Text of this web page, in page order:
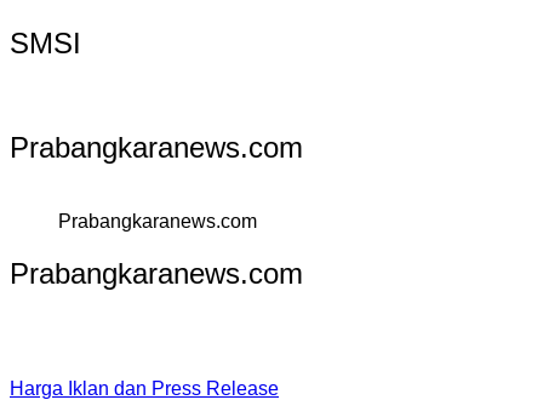
SMSI
Prabangkaranews.com
Prabangkaranews.com
Prabangkaranews.com
Harga Iklan dan Press Release